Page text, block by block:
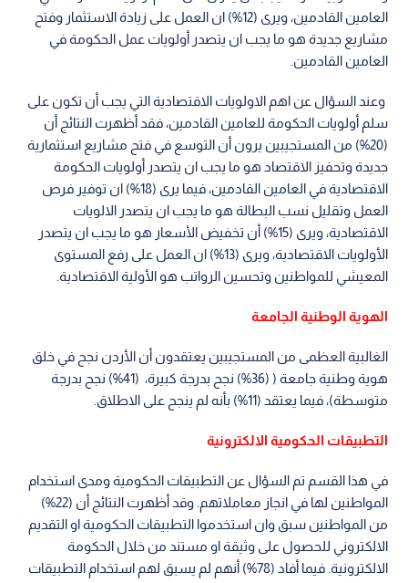
العامين القادمين، ويرى (12%) ان العمل على زيادة الاستثمار وفتح
مشاريع جديدة هو ما يجب ان يتصدر أولويات عمل الحكومة في
العامين القادمين.
وعند السؤال عن اهم الاولويات الاقتصادية التي يجب أن تكون على
سلم أولويات الحكومة للعامين القادمين، فقد أظهرت النتائج أن
(20%) من المستجيبين يرون أن التوسع في فتح مشاريع استثمارية
جديدة وتحفيز الاقتصاد هو ما يجب ان يتصدر أولويات الحكومة
الاقتصادية في العامين القادمين، فيما يرى (18%) ان توفير فرص
العمل وتقليل نسب البطالة هو ما يجب ان يتصدر الالويات
الاقتصادية، ويرى (15%) أن تخفيض الأسعار هو ما يجب ان يتصدر
الأولويات الاقتصادية، ويرى (13%) ان العمل على رفع المستوى
المعيشي للمواطنين وتحسين الرواتب هو الأولية الاقتصادية.
الهوية الوطنية الجامعة
الغالبية العظمى من المستجيبين يعتقدون أن الأردن نجح في خلق
هوية وطنية جامعة ( (36%) نجح بدرجة كبيرة، (41%) نجح بدرجة
متوسطة)، فيما يعتقد (11%) بأنه لم ينجح على الاطلاق.
التطبيقات الحكومية الالكترونية
في هذا القسم تم السؤال عن التطبيقات الحكومية ومدى استخدام
المواطنين لها في انجاز معاملاتهم. وقد أظهرت النتائج أن (22%)
من المواطنين سبق وان استخدموا التطبيقات الحكومية او التقديم
الالكتروني للحصول على وثيقة او مستند من خلال الحكومة
الالكترونية. فيما أفاد (78%) أنهم لم يسبق لهم استخدام التطبيقات